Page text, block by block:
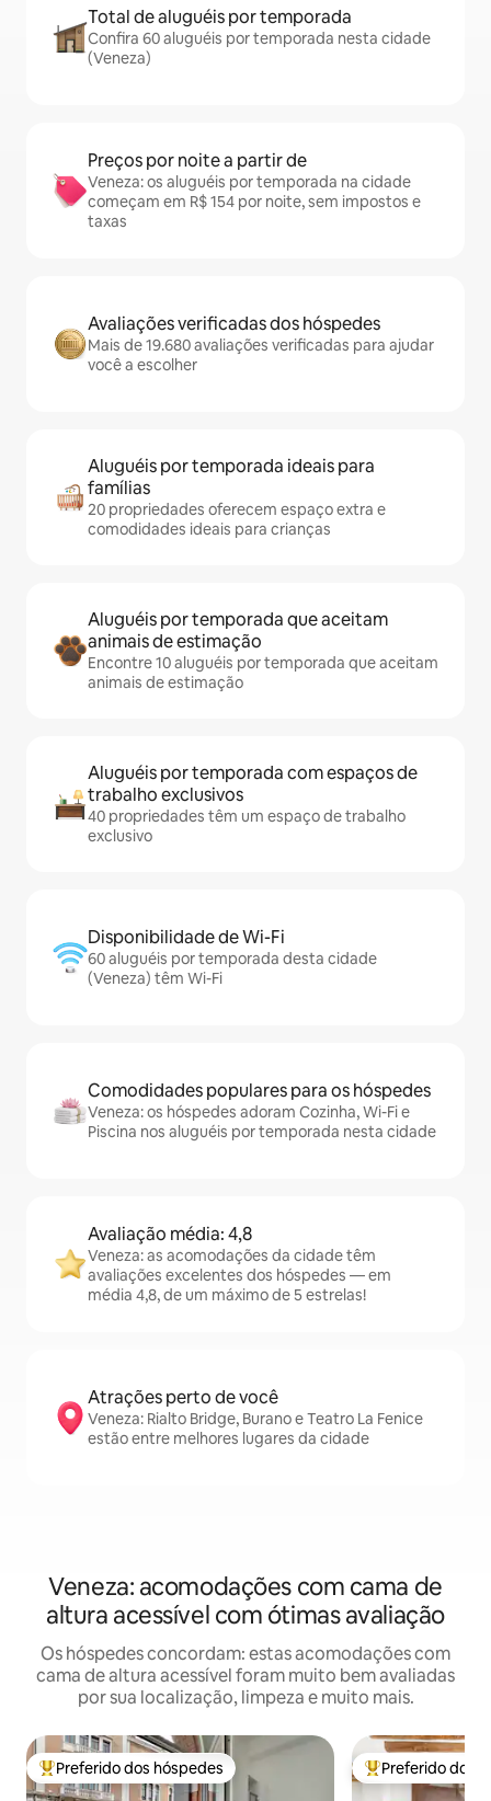
Total de aluguéis por temporada
Confira 60 aluguéis por temporada nesta cidade
(Veneza)
Preços por noite a partir de
Veneza: os aluguéis por temporada na cidade
começam em R$ 154 por noite, sem impostos e
taxas
Avaliações verificadas dos hóspedes
Mais de 19.680 avaliações verificadas para ajudar
você a escolher
Aluguéis por temporada ideais para
famílias
20 propriedades oferecem espaço extra e
comodidades ideais para crianças
Aluguéis por temporada que aceitam
animais de estimação
Encontre 10 aluguéis por temporada que aceitam
animais de estimação
Aluguéis por temporada com espaços de
trabalho exclusivos
40 propriedades têm um espaço de trabalho
exclusivo
Disponibilidade de Wi-Fi
60 aluguéis por temporada desta cidade
(Veneza) têm Wi-Fi
Comodidades populares para os hóspedes
Veneza: os hóspedes adoram Cozinha, Wi-Fi e
Piscina nos aluguéis por temporada nesta cidade
Avaliação média: 4,8
Veneza: as acomodações da cidade têm
avaliações excelentes dos hóspedes — em
média 4,8, de um máximo de 5 estrelas!
Atrações perto de você
Veneza: Rialto Bridge, Burano e Teatro La Fenice
estão entre melhores lugares da cidade
Veneza: acomodações com cama de
altura acessível com ótimas avaliação
Os hóspedes concordam: estas acomodações com
cama de altura acessível foram muito bem avaliadas
por sua localização, limpeza e muito mais.
Entre os melhores preferidos dos hóspedes
Preferido dos hóspedes Entre os
Preferido dos